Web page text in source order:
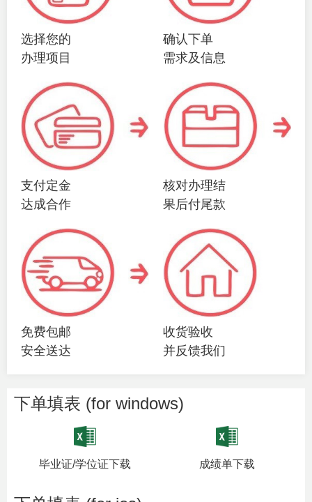
选择您的
办理项目
确认下单
需求及信息
支付定金
达成合作
核对办理结
果后付尾款
免费包邮
安全送达
收货验收
并反馈我们
下单填表 (for windows)
毕业证/学位证下载 成绩单下载